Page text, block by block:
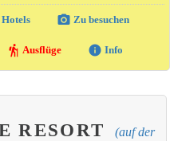
photo_camera Zu besuchen
hiking Ausflüge info Info
RESORT (auf der